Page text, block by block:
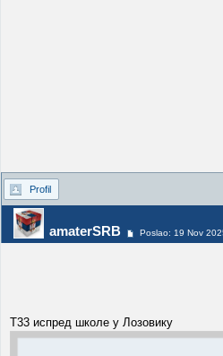
Profil
amaterSRB Poslao: 19 Nov
Т33 испред школе у Лозовику